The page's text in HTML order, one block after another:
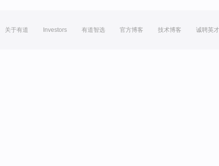
关于有道 Investors 有道智选 官方博客 技术博客 诚聘英才